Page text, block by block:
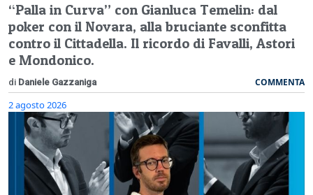
“Palla in Curva” con Gianluca Temelin: dal
poker con il Novara, alla bruciante sconfitta
contro il Cittadella. Il ricordo di Favalli, Astori
e Mondonico.
di Daniele Gazzaniga COMMENTA
2 agosto 2026